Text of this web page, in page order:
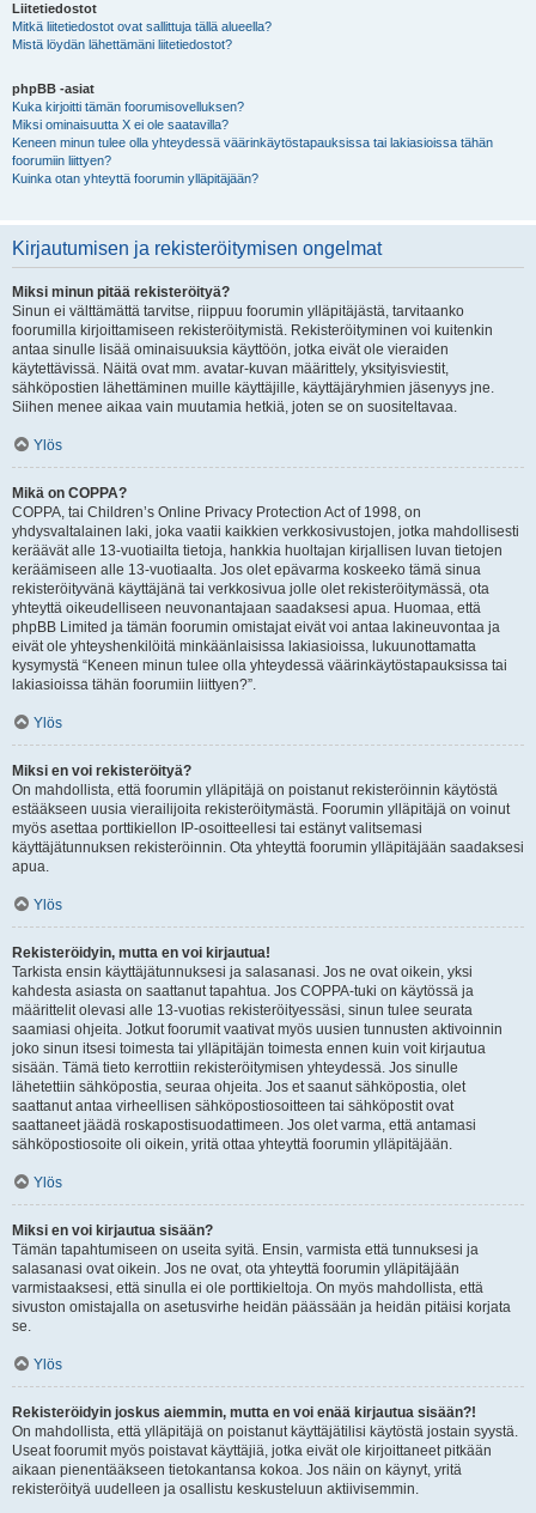
Liitetiedostot
Mitkä liitetiedostot ovat sallittuja tällä alueella?
Mistä löydän lähettämäni liitetiedostot?
phpBB -asiat
Kuka kirjoitti tämän foorumisovelluksen?
Miksi ominaisuutta X ei ole saatavilla?
Keneen minun tulee olla yhteydessä väärinkäytöstapauksissa tai lakiasioissa tähän
foorumiin liittyen?
Kuinka otan yhteyttä foorumin ylläpitäjään?
Kirjautumisen ja rekisteröitymisen ongelmat
Miksi minun pitää rekisteröityä?
Sinun ei välttämättä tarvitse, riippuu foorumin ylläpitäjästä, tarvitaanko
foorumilla kirjoittamiseen rekisteröitymistä. Rekisteröityminen voi kuitenkin
antaa sinulle lisää ominaisuuksia käyttöön, jotka eivät ole vieraiden
käytettävissä. Näitä ovat mm. avatar-kuvan määrittely, yksityisviestit,
sähköpostien lähettäminen muille käyttäjille, käyttäjäryhmien jäsenyys jne.
Siihen menee aikaa vain muutamia hetkiä, joten se on suositeltavaa.
Ylös
Mikä on COPPA?
COPPA, tai Children’s Online Privacy Protection Act of 1998, on
yhdysvaltalainen laki, joka vaatii kaikkien verkkosivustojen, jotka mahdollisesti
keräävät alle 13-vuotiailta tietoja, hankkia huoltajan kirjallisen luvan tietojen
keräämiseen alle 13-vuotiaalta. Jos olet epävarma koskeeko tämä sinua
rekisteröityvänä käyttäjänä tai verkkosivua jolle olet rekisteröitymässä, ota
yhteyttä oikeudelliseen neuvonantajaan saadaksesi apua. Huomaa, että
phpBB Limited ja tämän foorumin omistajat eivät voi antaa lakineuvontaa ja
eivät ole yhteyshenkilöitä minkäänlaisissa lakiasioissa, lukuunottamatta
kysymystä “Keneen minun tulee olla yhteydessä väärinkäytöstapauksissa tai
lakiasioissa tähän foorumiin liittyen?”.
Ylös
Miksi en voi rekisteröityä?
On mahdollista, että foorumin ylläpitäjä on poistanut rekisteröinnin käytöstä
estääkseen uusia vierailijoita rekisteröitymästä. Foorumin ylläpitäjä on voinut
myös asettaa porttikiellon IP-osoitteellesi tai estänyt valitsemasi
käyttäjätunnuksen rekisteröinnin. Ota yhteyttä foorumin ylläpitäjään saadaksesi
apua.
Ylös
Rekisteröidyin, mutta en voi kirjautua!
Tarkista ensin käyttäjätunnuksesi ja salasanasi. Jos ne ovat oikein, yksi
kahdesta asiasta on saattanut tapahtua. Jos COPPA-tuki on käytössä ja
määrittelit olevasi alle 13-vuotias rekisteröityessäsi, sinun tulee seurata
saamiasi ohjeita. Jotkut foorumit vaativat myös uusien tunnusten aktivoinnin
joko sinun itsesi toimesta tai ylläpitäjän toimesta ennen kuin voit kirjautua
sisään. Tämä tieto kerrottiin rekisteröitymisen yhteydessä. Jos sinulle
lähetettiin sähköpostia, seuraa ohjeita. Jos et saanut sähköpostia, olet
saattanut antaa virheellisen sähköpostiosoitteen tai sähköpostit ovat
saattaneet jäädä roskapostisuodattimeen. Jos olet varma, että antamasi
sähköpostiosoite oli oikein, yritä ottaa yhteyttä foorumin ylläpitäjään.
Ylös
Miksi en voi kirjautua sisään?
Tämän tapahtumiseen on useita syitä. Ensin, varmista että tunnuksesi ja
salasanasi ovat oikein. Jos ne ovat, ota yhteyttä foorumin ylläpitäjään
varmistaaksesi, että sinulla ei ole porttikieltoja. On myös mahdollista, että
sivuston omistajalla on asetusvirhe heidän päässään ja heidän pitäisi korjata
se.
Ylös
Rekisteröidyin joskus aiemmin, mutta en voi enää kirjautua sisään?!
On mahdollista, että ylläpitäjä on poistanut käyttäjätilisi käytöstä jostain syystä.
Useat foorumit myös poistavat käyttäjiä, jotka eivät ole kirjoittaneet pitkään
aikaan pienentääkseen tietokantansa kokoa. Jos näin on käynyt, yritä
rekisteröityä uudelleen ja osallistu keskusteluun aktiivisemmin.